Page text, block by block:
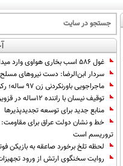
غول 586 اسب بخاری هواوی وارد میدان شد؛ استلاتو 1366 کیلومتر راه می رود (+عکس)
سردار ابن‌الرضا: دست نیروهای
ماجراجویی باورنکردنی زن ۹۷ ساله؛ رکورد گینس با پرواز روی بال هواپیما
توقیف نیسان با راننده ۱۲ساله در قزوین (+عکس)
منابع جدید برای توسعه تجدیدپذیرها
خط و نشان دولت عراق برای
تروریسم است
لحظه تلخ برخورد صاعقه به بازیکن فوتبال
روایت سخنگوی ارتش از ورود